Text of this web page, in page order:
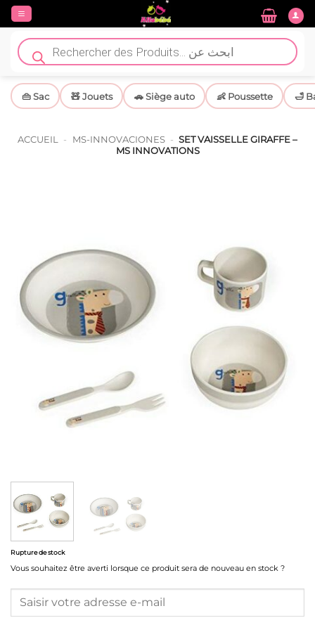
Passer
contenu
Recherche
de
produits
👜 Sac 🧸 Jouets 🚗 Siège auto 👶 Poussette 🛁
ACCUEIL - MS-INNOVACIONES - SET VAISSELLE GIRAFFE –
MS INNOVATIONS
Rupture de stock
Vous souhaitez être averti lorsque ce produit sera de nouveau en stock ?